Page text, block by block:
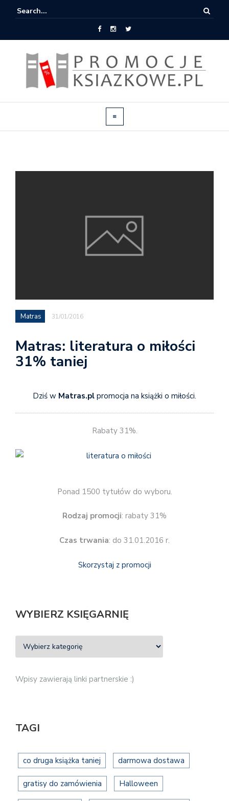
Matras 31/01/2016
Matras: literatura o miłości
31% taniej
Dziś w Matras.pl promocja na książki o miłości.
Rabaty 31%.
Ponad 1500 tytułów do wyboru.
Rodzaj promocji: rabaty 31%
Czas trwania: do 31.01.2016 r.
Skorzystaj z promocji
WYBIERZ KSIĘGARNIĘ
Wpisy zawierają linki partnerskie :)
TAGI
co druga książka taniej darmowa dostawa
gratisy do zamówienia Halloween